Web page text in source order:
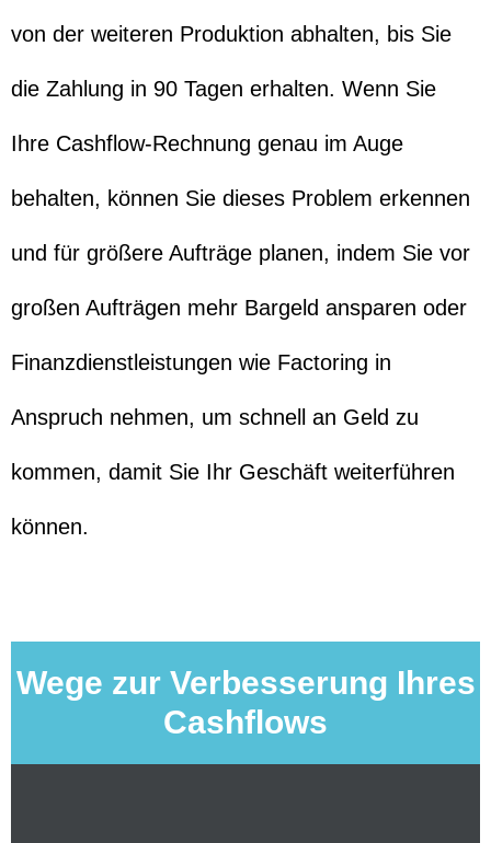
von der weiteren Produktion abhalten, bis Sie
die Zahlung in 90 Tagen erhalten. Wenn Sie
Ihre Cashflow-Rechnung genau im Auge
behalten, können Sie dieses Problem erkennen
und für größere Aufträge planen, indem Sie vor
großen Aufträgen mehr Bargeld ansparen oder
Finanzdienstleistungen wie Factoring in
Anspruch nehmen, um schnell an Geld zu
kommen, damit Sie Ihr Geschäft weiterführen
können.
Wege zur Verbesserung Ihres
Cashflows